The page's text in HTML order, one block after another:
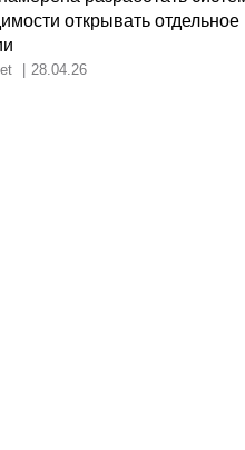
открывать
28.04.26